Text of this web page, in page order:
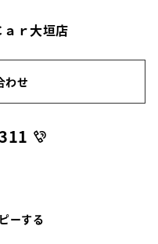
ｒ大垣店
わせ
ーする